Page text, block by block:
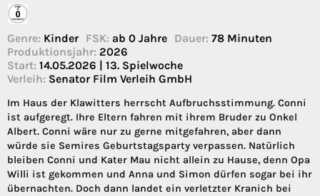
Genre: Kinder FSK: ab 0 Jahre Dauer: 78 Minuten
Produktionsjahr: 2026
Start: 14.05.2026 | 13. Spielwoche
Verleih: Senator Film Verleih GmbH
Im Haus der Klawitters herrscht Aufbruchsstimmung. Conni
ist aufgeregt. Ihre Eltern fahren mit ihrem Bruder zu Onkel
Albert. Conni wäre nur zu gerne mitgefahren, aber dann
würde sie Semires Geburtstagsparty verpassen. Natürlich
bleiben Conni und Kater Mau nicht allein zu Hause, denn Opa
Willi ist gekommen und Anna und Simon dürfen sogar bei ihr
übernachten. Doch dann landet ein verletzter Kranich bei